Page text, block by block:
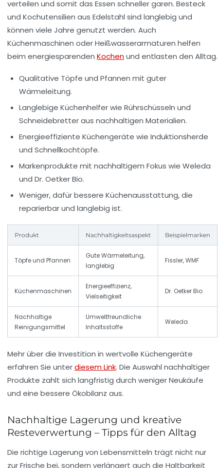
verteilen und somit das Essen schneller garen. Besteck
und Kochutensilien aus Edelstahl sind langlebig und
können viele Jahre genutzt werden. Auch
Küchenmaschinen oder Heißwasserarmaturen helfen
beim energiesparenden Kochenund entlasten den Alltag.
Qualitative Töpfe und Pfannen mit guter
Wärmeleitung.
Langlebige Küchenhelferwie Rührschüsseln und
Schneidebretter aus nachhaltigen Materialien.
Energieeffiziente Küchengeräte wie Induktionsherde
und Schnellkochtöpfe.
Markenprodukte mit nachhaltigem Fokus wie Weleda
und Dr. Oetker Bio.
Weniger, dafür bessere Küchenausstattung, die
reparierbar und langlebig ist.
Produkt Nachhaltigkeitsaspekt Beispielmarken
Töpfe und Pfannen
Gute Wärmeleitung,
langlebig
Fissler, WMF
Küchenmaschinen
Energieeffizienz,
Vielseitigkeit
Dr. Oetker Bio
Nachhaltige
Reinigungsmittel
Umweltfreundliche
Inhaltsstoffe
Weleda
Mehr über die Investition in wertvolle Küchengeräte
erfahren Sie unterdiesem Link. Die Auswahl nachhaltiger
Produkte zahlt sich langfristig durch weniger Neukäufe
und eine bessere Ökobilanz aus.
Nachhaltige Lagerung und kreative
Resteverwertung – Tipps für den Alltag
Die richtige Lagerung von Lebensmitteln trägt nicht nur
zur Frische bei, sondern verlängert auch die Haltbarkeit